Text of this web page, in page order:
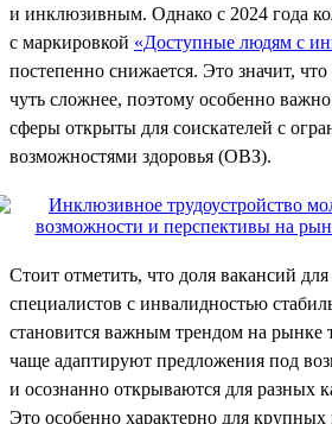
и инклюзивным. Однако с 2024 года
с маркировкой «Доступные людям с
постепенно снижается. Это значит, что
чуть сложнее, поэтому особенно
сферы открыты для соискателей с
возможностями здоровья (ОВЗ).
Стоит отметить, что доля вакансий
специалистов с инвалидностью
становится важным трендом на рынке
чаще адаптируют предложения под
и осознанно открываются для разных
Это особенно характерно для крупных